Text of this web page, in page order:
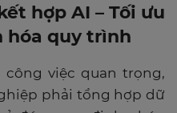
hợp AI – Tối ưu
hóa quy trình
việc quan trọng,
phải tổng hợp dữ